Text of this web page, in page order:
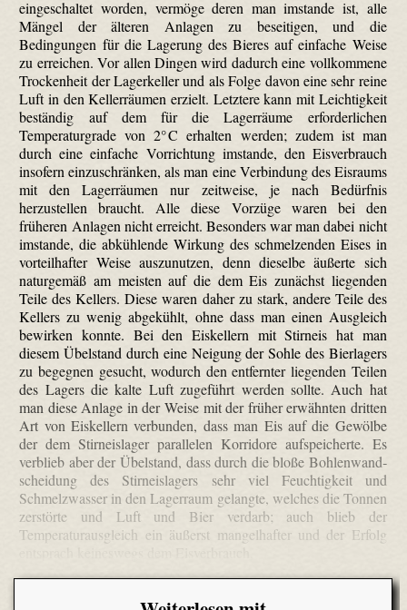
eingeschaltet worden, vermöge deren man imstande ist, alle
Mängel der älteren Anlagen zu beseitigen, und die
Bedingungen für die Lagerung des Bieres auf einfache Weise
zu erreichen. Vor allen Dingen wird dadurch eine vollkommene
Trockenheit der Lagerkeller und als Folge davon eine sehr reine
Luft in den Kellerräumen erzielt. Letztere kann mit Leichtigkeit
beständig auf dem für die Lagerräume erforderlichen
Temperaturgrade von 2° C erhalten werden; zudem ist man
durch eine einfache Vorrichtung imstande, den Eisverbrauch
insofern einzuschränken, als man eine Verbindung des Eisraums
mit den Lagerräumen nur zeitweise, je nach Bedürfnis
herzustellen braucht. Alle diese Vorzüge waren bei den
früheren Anlagen nicht erreicht. Besonders war man dabei nicht
imstande, die abkühlende Wirkung des schmelzenden Eises in
vorteilhafter Weise auszunutzen, denn dieselbe äußerte sich
naturgemäß am meisten auf die dem Eis zunächst liegenden
Teile des Kellers. Diese waren daher zu stark, andere Teile des
Kellers zu wenig abgekühlt, ohne dass man einen Ausgleich
bewirken konnte. Bei den Eiskellern mit Stirneis hat man
diesem Übelstand durch eine Neigung der Sohle des Bierlagers
zu begegnen gesucht, wodurch den entfernter liegenden Teilen
des Lagers die kalte Luft zugeführt werden sollte. Auch hat
man diese Anlage in der Weise mit der früher erwähnten dritten
Art von Eiskellern verbunden, dass man Eis auf die Gewölbe
der dem Stirneislager parallelen Korridore aufspeicherte. Es
verblieb aber der Übelstand, dass durch die bloße Bohlen­wand­
scheidung des Stirneislagers sehr viel Feuchtigkeit und
Schmelzwasser in den Lagerraum gelangte, welches die Tonnen
zerstörte und Luft und Bier verdarb; auch blieb der
Temperaturausgleich ein äußerst mangelhafter und der Erfolg